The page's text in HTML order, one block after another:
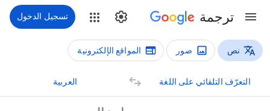
ترجمة تسجيل الدخول
أنواع الترجمة
نص صور المواقع الإلكترونية
التعرّف التلقائي على اللغة العربية